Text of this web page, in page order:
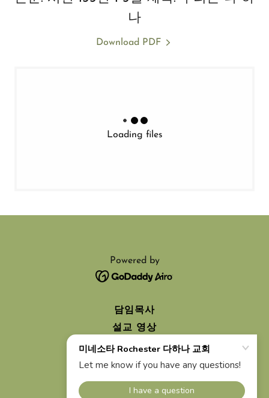
나
Download PDF
Loading files
Powered by
담임목사
설교 영상
선교
새 가족 환영
교회 앨범